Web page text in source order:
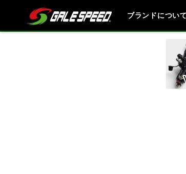
ブランドについて